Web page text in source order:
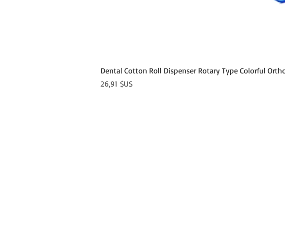
Dental Cotton Roll Dispenser Rotary Type Colorful
Prix
26,91 $US